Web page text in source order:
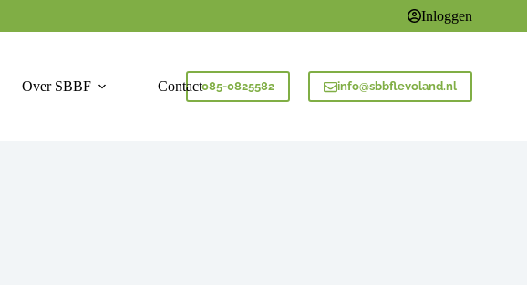
Inloggen
Over SBBF Contact085-0825582 info@sbbflevoland.nl